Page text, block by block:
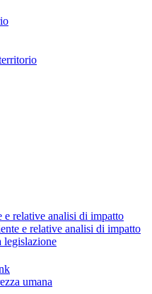
relative analisi di impatto
e relative analisi di impatto
legislazione
umana